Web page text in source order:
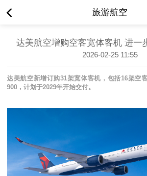
旅游航空
达美航空增购空客宽体客机 进一
2026-02-25 11:55
达美航空新增订购31架宽体客机，包括16架空
900 ，计划于2029年开始交付。